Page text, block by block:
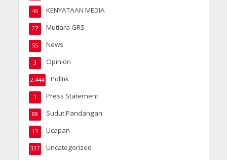
KENYATAAN MEDIA
46
Mutiara GRS
27
News
55
Opinion
3
Politik
2,444
Press Statement
1
Sudut Pandangan
88
Ucapan
13
Uncategorized
337